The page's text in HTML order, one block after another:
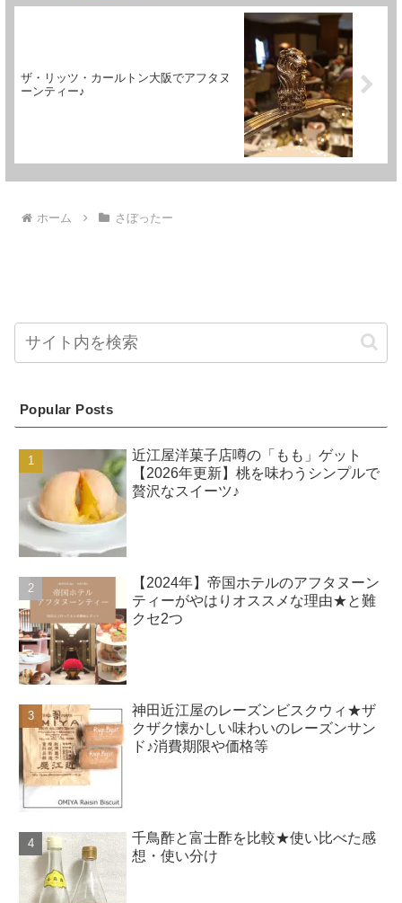
ザ・リッツ・カールトン大阪でアフタヌ
ーンティー♪
ホーム さぼったー
Popular Posts
近江屋洋菓子店噂の「もも」ゲット
【2026年更新】桃を味わうシンプルで
贅沢なスイーツ♪
【2024年】帝国ホテルのアフタヌーン
ティーがやはりオススメな理由★と難
クセ2つ
神田近江屋のレーズンビスクウィ★ザ
クザク懐かしい味わいのレーズンサン
ド♪消費期限や価格等
千鳥酢と富士酢を比較★使い比べた感
想・使い分け